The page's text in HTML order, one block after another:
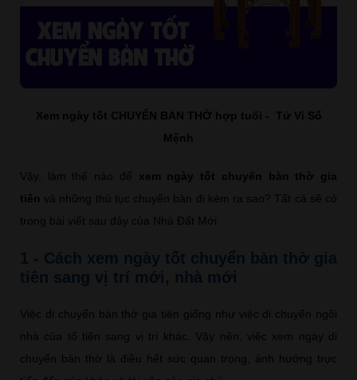
Xem ngày tốt CHUYỂN BAN THỜ hợp tuổi - Tử Vi Số
Mệnh
Vậy, làm thế nào để xem ngày tốt chuyển bàn thờ gia
tiên và những thủ tục chuyển bàn đi kèm ra sao? Tất cả sẽ có
trong bài viết sau đây của Nhà Đất Mới.
1 - Cách xem ngày tốt chuyển bàn thờ gia
tiên sang vị trí mới, nhà mới
Việc di chuyển bàn thờ gia tiên giống như việc di chuyển ngôi
nhà của tổ tiên sang vị trí khác. Vậy nên, việc xem ngày di
chuyển bàn thờ là điều hết sức quan trọng, ảnh hưởng trực